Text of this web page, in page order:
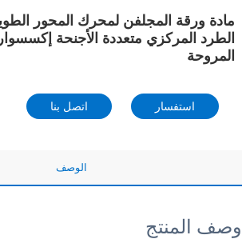
مادة ورقة المجلفن لمحرك المحور
الطرد المركزي متعددة الأجنحة
المروحة
استفسار اتصل بنا
الوصف
وصف المنتج